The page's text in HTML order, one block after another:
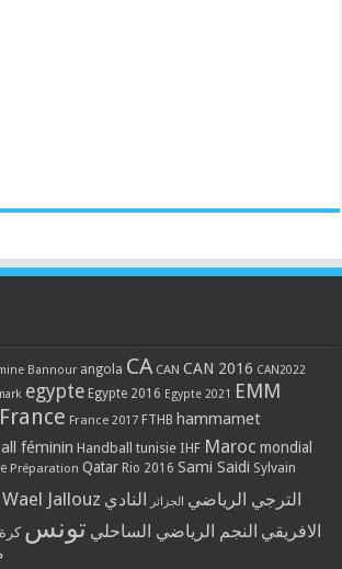
Bannour angola CA CAN CAN 2016 CAN2022
egypte Egypte 2016 Egypte 2021 EMM
France France 2017 FTHB hammamet
féminin Handball tunisie IHF Maroc mondial
Préparation Qatar Rio 2016 Sami Saidi Sylvain
Wael Jallouz الترجي الرياضي الجزائر النادي
الافريقي النجم الرياضي الساحلي تونس كرة